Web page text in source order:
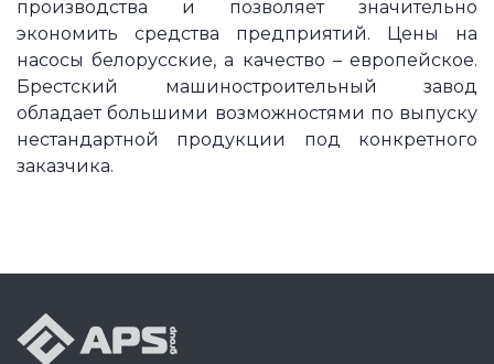
производства и позволяет значительно
экономить средства предприятий. Цены на
насосы белорусские, а качество – европейское.
Брестский машиностроительный завод
обладает большими возможностями по выпуску
нестандартной продукции под конкретного
заказчика.